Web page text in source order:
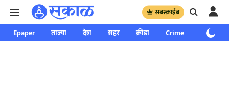
सबस्क्राईब
Epaper ताज्या देश शहर क्रीडा Crime साप्ताहिक